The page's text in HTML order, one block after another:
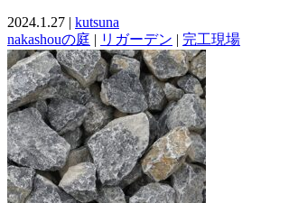
2024.1.27 | kutsuna
nakashouの庭 | リガーデン | 完工現場